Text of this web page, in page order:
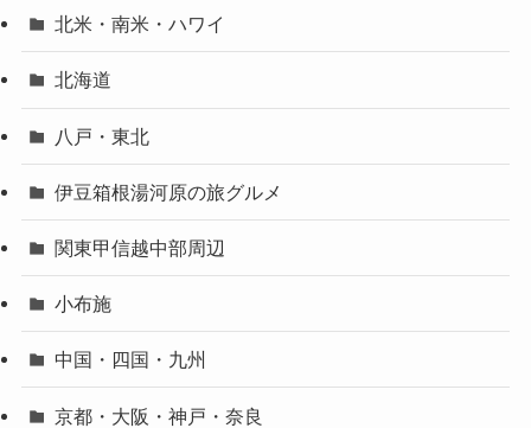
北米・南米・ハワイ
北海道
八戸・東北
伊豆箱根湯河原の旅グルメ
関東甲信越中部周辺
小布施
中国・四国・九州
京都・大阪・神戸・奈良